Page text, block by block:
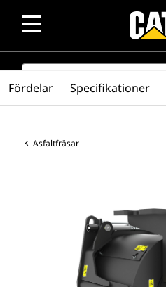
SEARCH
Asfaltfräsar
Fördelar Specifikationer